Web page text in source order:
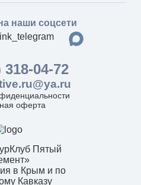
Пятый
в Крым и по
Кавказу
наши соцсети
318-04-72
оферта